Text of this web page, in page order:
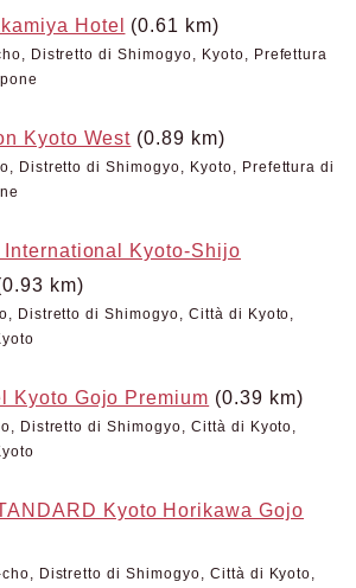
Hotel (0.61 km)
Distretto di Shimogyo, Kyoto, Prefettura
Kyoto West (0.89 km)
Distretto di Shimogyo, Kyoto, Prefettura di
Kyoto-Shijo
km)
Distretto di Shimogyo, Città di Kyoto,
Kyoto Gojo Premium (0.39 km)
Distretto di Shimogyo, Città di Kyoto,
Kyoto Horikawa Gojo
Distretto di Shimogyo, Città di Kyoto,